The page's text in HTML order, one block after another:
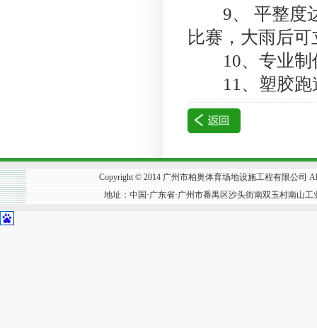
9、 平整度达
比赛，大雨后
10、专业制
11、塑胶跑
Copyright © 2014 广州市柏奥体育场地设施工程有限公司
地址：中国·广东省·广州市番禺区沙头街南双玉村南山工